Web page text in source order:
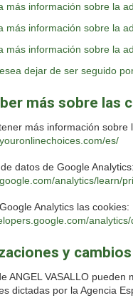
más información sobre la
más información sobre la
más información sobre la
dejar de ser seguido
más sobre las
más información
es/
datos de Google Analytics:
analytics/learn/
Analytics las cookies:
y
ANGEL VASALLO
dictadas por la Agencia